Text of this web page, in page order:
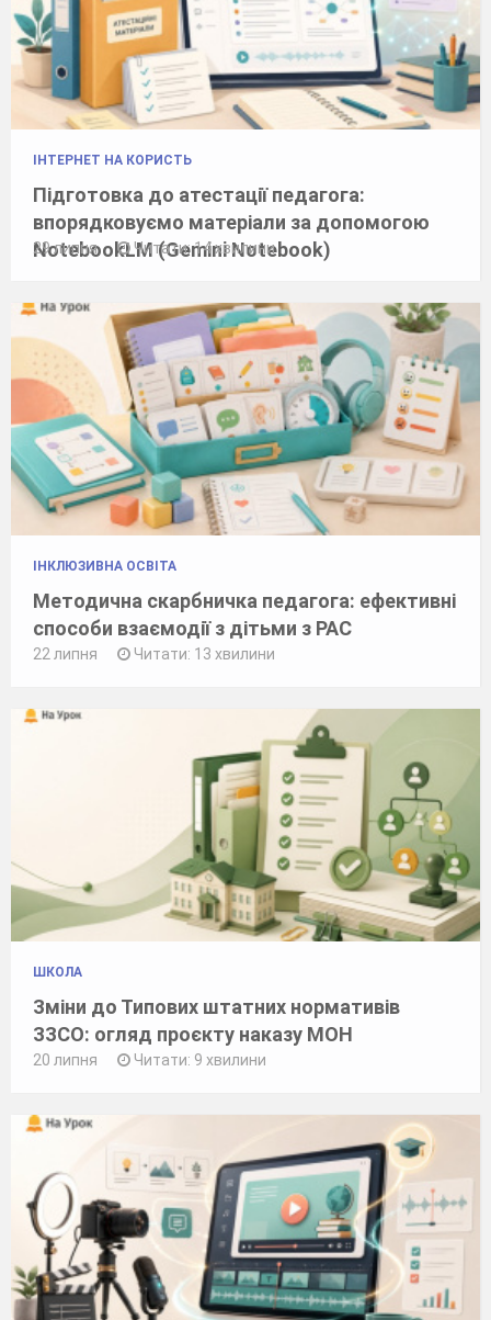
ІНТЕРНЕТ НА КОРИСТЬ
Підготовка до атестації педагога:
впорядковуємо матеріали за допомогою
NotebookLM (Gemini Notebook)
29 липня Читати: 14 хвилини
ІНКЛЮЗИВНА ОСВІТА
Методична скарбничка педагога: ефективні
способи взаємодії з дітьми з РАС
22 липня Читати: 13 хвилини
ШКОЛА
Зміни до Типових штатних нормативів
ЗЗСО: огляд проєкту наказу МОН
20 липня Читати: 9 хвилини